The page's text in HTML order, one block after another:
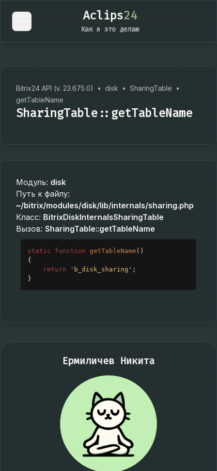
Aclips24
Как я это делаю
Bitrix24 API (v. 23.675.0) • disk • SharingTable
•
getTableName
SharingTable::getTableName
Модуль: disk
Путь к файлу:
~/bitrix/modules/disk/lib/internals/sharing.php
Класс: BitrixDiskInternalsSharingTable
Вызов: SharingTable::getTableName
static function getTableName ()
{
return
'b_disk_sharing' ;
}
Ермиличев Никита